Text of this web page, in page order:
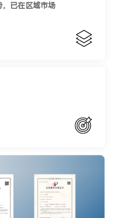
已在区域市场